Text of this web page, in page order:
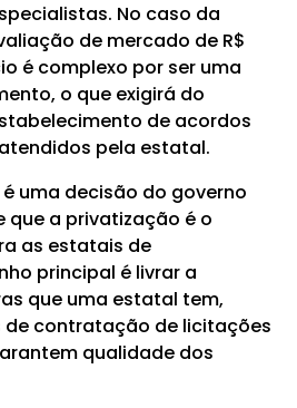
No caso da
de mercado de R$
é complexo por ser uma
o que exigirá do
de acordos
pela estatal.
uma decisão do governo
que a privatização é o
as estatais de
principal é livrar a
que uma estatal tem,
contratação de licitações
qualidade dos